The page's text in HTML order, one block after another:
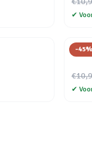
✔
-45%
Nu
✔